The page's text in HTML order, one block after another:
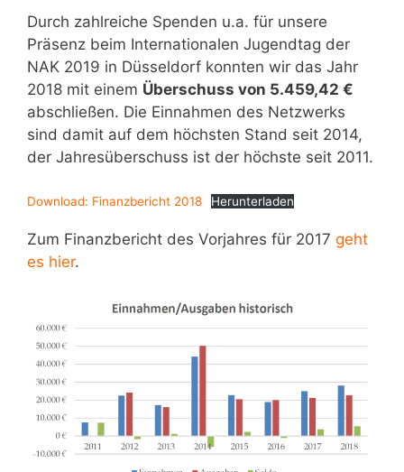
Durch zahlreiche Spenden u.a. für unsere
Präsenz beim Internationalen Jugendtag der
NAK 2019 in Düsseldorf konnten wir das Jahr
2018 mit einem Überschuss von 5.459,42 €
abschließen. Die Einnahmen des Netzwerks
sind damit auf dem höchsten Stand seit 2014,
der Jahresüberschuss ist der höchste seit 2011.
Download: Finanzbericht 2018 Herunterladen
Zum Finanzbericht des Vorjahres für 2017 geht
es hier.